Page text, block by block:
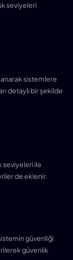
seviyeleri
sistemlere
detaylı bir şekilde
seviyeleri ile
de eklenir.
güvenliği
güvenlik